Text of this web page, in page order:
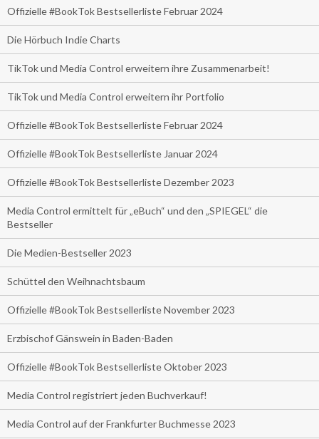
Offizielle #BookTok Bestsellerliste Februar 2024
Die Hörbuch Indie Charts
TikTok und Media Control erweitern ihre Zusammenarbeit!
TikTok und Media Control erweitern ihr Portfolio
Offizielle #BookTok Bestsellerliste Februar 2024
Offizielle #BookTok Bestsellerliste Januar 2024
Offizielle #BookTok Bestsellerliste Dezember 2023
Media Control ermittelt für „eBuch“ und den „SPIEGEL“ die
Bestseller
Die Medien-Bestseller 2023
Schüttel den Weihnachtsbaum
Offizielle #BookTok Bestsellerliste November 2023
Erzbischof Gänswein in Baden-Baden
Offizielle #BookTok Bestsellerliste Oktober 2023
Media Control registriert jeden Buchverkauf!
Media Control auf der Frankfurter Buchmesse 2023